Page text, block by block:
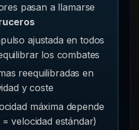
pasan a llamarse
ajustada en todos
los combates
reequilibradas en
y coste
máxima depende
velocidad estándar)